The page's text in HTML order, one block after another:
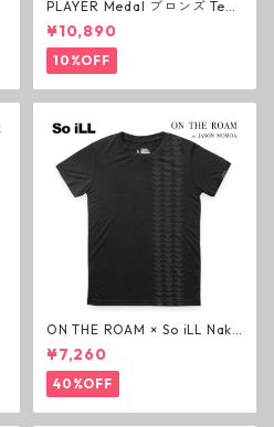
PLAYER Medal ブロンズ Tea
m Deck P3 スケートボードデ
ッキ プレイヤー メダル
¥10,890
10%OFF
ON THE ROAM × So iLL Nako
a Tee Tシャツ ウルフブラック
オンザローム ジェイソンモモ
ア OTR ビンテージ加工
¥7,260
40%OFF